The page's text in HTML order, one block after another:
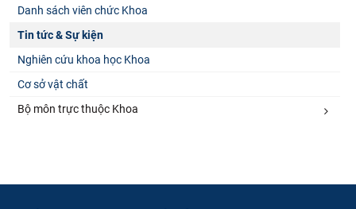
Danh sách viên chức Khoa
Tin tức & Sự kiện
Nghiên cứu khoa học Khoa
Cơ sở vật chất
Bộ môn trực thuộc Khoa